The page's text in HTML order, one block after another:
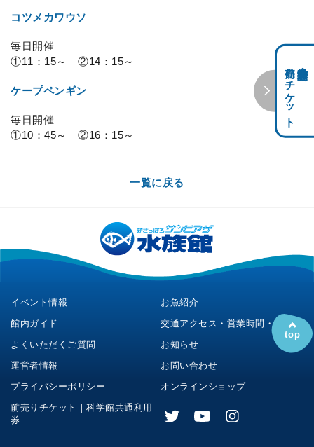
コツメカワウソ
毎日開催
①11：15～ ②14：15～
ケープペンギン
毎日開催
①10：45～ ②16：15～
一覧に戻る
前売りチケット
イベント情報
お魚紹介
館内ガイド
交通アクセス・営業時間・料金
よくいただくご質問
お知らせ
運営者情報
お問い合わせ
プライバシーポリシー
オンラインショップ
前売りチケット｜科学館共通利用
券
top